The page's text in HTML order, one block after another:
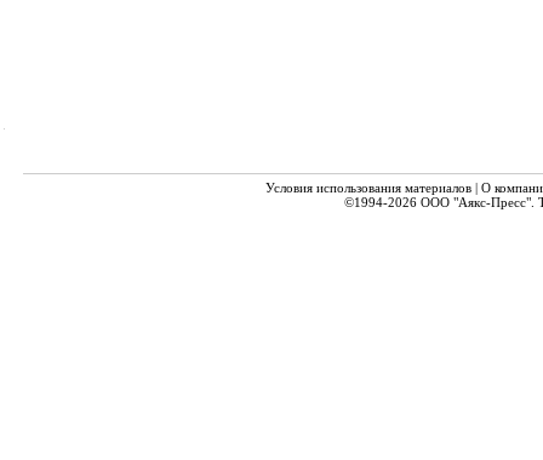
Условия использования материалов| О
©1994-2026 ООО "Аякс-Пресс".